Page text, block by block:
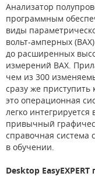
Анализатор
программным
виды
вольт-амперных
до расширенных
измерений ВАХ.
чем из 300
сразу же
это операционная
легко
привычный
справочная система
в обучении.
Desktop